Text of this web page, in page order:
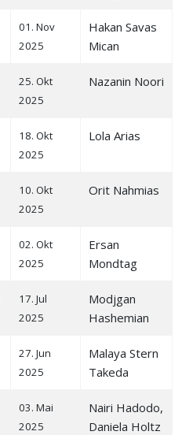
01. Nov
2025
Hakan Savas
Mican
25. Okt
2025
Nazanin Noori
18. Okt
2025
Lola Arias
10. Okt
2025
Orit Nahmias
02. Okt
2025
Ersan
Mondtag
17. Jul
2025
Modjgan
Hashemian
27. Jun
2025
Malaya Stern
Takeda
03. Mai
2025
Nairi Hadodo,
Daniela Holtz